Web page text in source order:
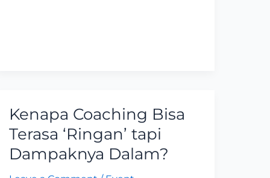
Kenapa Coaching Bisa
Terasa ‘Ringan’ tapi
Dampaknya Dalam?
Kenapa
Coaching
Bisa
Terasa
‘Ringan’